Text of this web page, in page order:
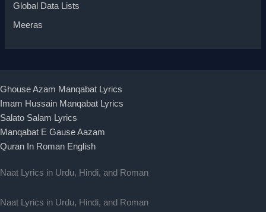
Global Data Lists
Meeras
Ghouse Azam Manqabat Lyrics
Imam Hussain Manqabat Lyrics
Salato Salam Lyrics
Manqabat E Gause Aazam
Quran In Roman English
Naat Lyrics in Urdu, Hindi, and Roman
Naat Lyrics in Urdu, Hindi, and Roman